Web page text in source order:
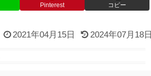
Pinterest コピー
2021年04月15日 2024年07月18日